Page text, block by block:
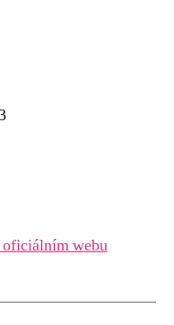
webu